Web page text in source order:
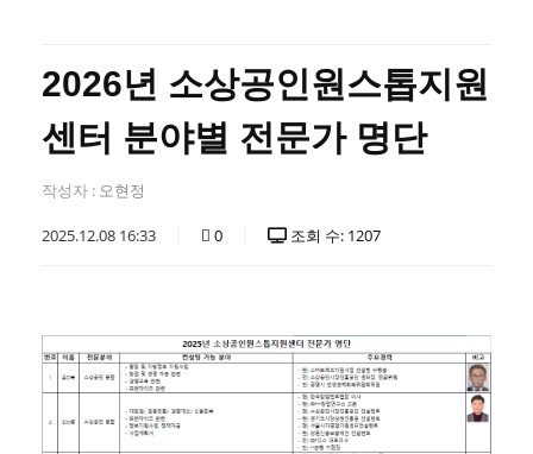
2026년 소상공인원스톱지원
센터 분야별 전문가 명단
작성자 : 오현정
2025.12.08 16:33 0 조회 수: 1207